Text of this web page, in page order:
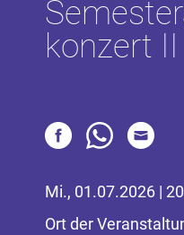
konzert II
Mi., 01.07.2026 |
Ort der